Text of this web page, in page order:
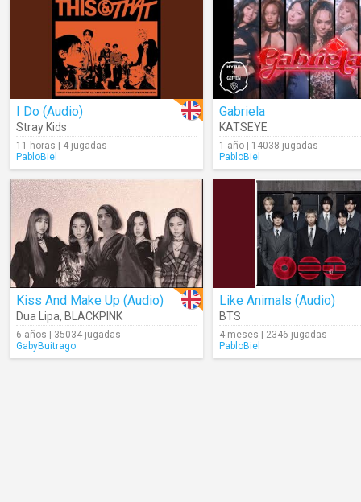
I Do (Audio)
Stray Kids
11 horas | 4 jugadas
PabloBiel
Gabriela
KATSEYE
1 año | 14038 jugadas
PabloBiel
Kiss And Make Up (Audio)
Dua Lipa, BLACKPINK
6 años | 35034 jugadas
GabyBuitrago
Like Animals (Audio)
BTS
4 meses | 2346 jugadas
PabloBiel